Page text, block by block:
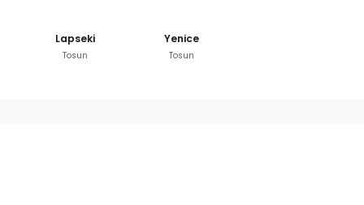
Lapseki
Tosun
Yenice
Tosun